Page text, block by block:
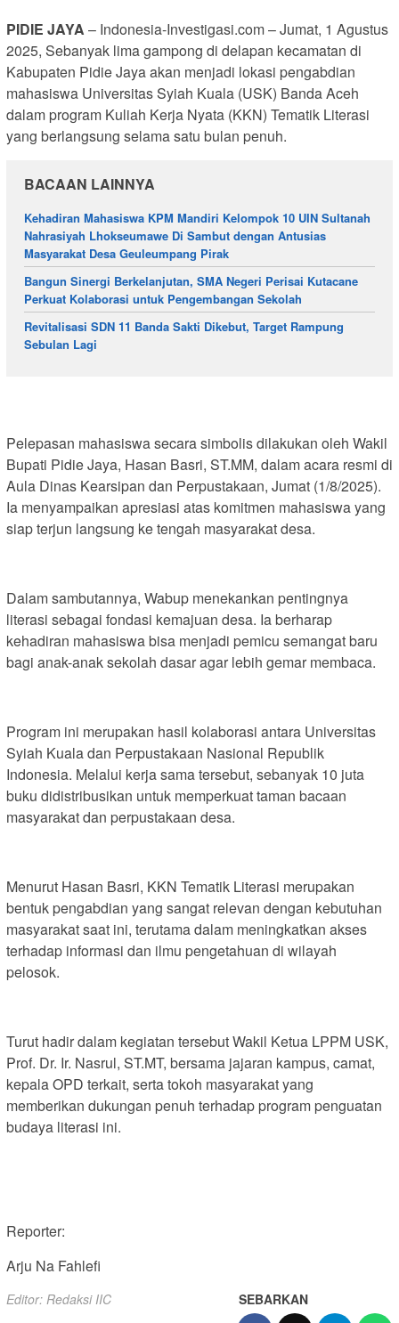
PIDIE JAYA – Indonesia-Investigasi.com – Jumat, 1 Agustus
2025, Sebanyak lima gampong di delapan kecamatan di
Kabupaten Pidie Jaya akan menjadi lokasi pengabdian
mahasiswa Universitas Syiah Kuala (USK) Banda Aceh
dalam program Kuliah Kerja Nyata (KKN) Tematik Literasi
yang berlangsung selama satu bulan penuh.
BACAAN LAINNYA
Kehadiran Mahasiswa KPM Mandiri Kelompok 10 UIN Sultanah
Nahrasiyah Lhokseumawe Di Sambut dengan Antusias
Masyarakat Desa Geuleumpang Pirak
Bangun Sinergi Berkelanjutan, SMA Negeri Perisai Kutacane
Perkuat Kolaborasi untuk Pengembangan Sekolah
Revitalisasi SDN 11 Banda Sakti Dikebut, Target Rampung
Sebulan Lagi
Pelepasan mahasiswa secara simbolis dilakukan oleh Wakil
Bupati Pidie Jaya, Hasan Basri, ST.MM, dalam acara resmi di
Aula Dinas Kearsipan dan Perpustakaan, Jumat (1/8/2025).
Ia menyampaikan apresiasi atas komitmen mahasiswa yang
siap terjun langsung ke tengah masyarakat desa.
Dalam sambutannya, Wabup menekankan pentingnya
literasi sebagai fondasi kemajuan desa. Ia berharap
kehadiran mahasiswa bisa menjadi pemicu semangat baru
bagi anak-anak sekolah dasar agar lebih gemar membaca.
Program ini merupakan hasil kolaborasi antara Universitas
Syiah Kuala dan Perpustakaan Nasional Republik
Indonesia. Melalui kerja sama tersebut, sebanyak 10 juta
buku didistribusikan untuk memperkuat taman bacaan
masyarakat dan perpustakaan desa.
Menurut Hasan Basri, KKN Tematik Literasi merupakan
bentuk pengabdian yang sangat relevan dengan kebutuhan
masyarakat saat ini, terutama dalam meningkatkan akses
terhadap informasi dan ilmu pengetahuan di wilayah
pelosok.
Turut hadir dalam kegiatan tersebut Wakil Ketua LPPM USK,
Prof. Dr. Ir. Nasrul, ST.MT, bersama jajaran kampus, camat,
kepala OPD terkait, serta tokoh masyarakat yang
memberikan dukungan penuh terhadap program penguatan
budaya literasi ini.
Reporter:
Arju Na Fahlefi
Editor: Redaksi IIC SEBARKAN